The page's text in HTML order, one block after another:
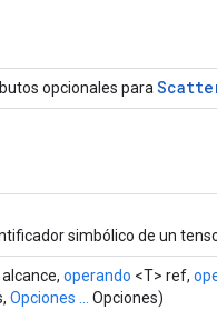
opcionales para
simbólico de un
alcance, operando <T> ref,
Opciones ...
Opciones)